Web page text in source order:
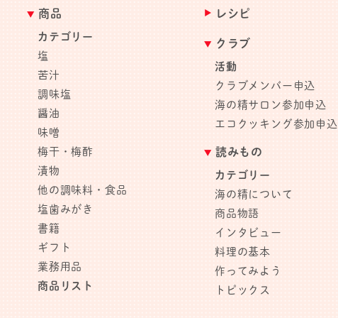
商品
カテゴリー
塩
苦汁
調味塩
醤油
味噌
梅干・梅酢
漬物
他の調味料・食品
塩歯みがき
書籍
ギフト
業務用品
商品リスト
レシピ
クラブ
活動
クラブメンバー申込
海の精サロン参加申込
エコクッキング参加申込
読みもの
カテゴリー
海の精について
商品物語
インタビュー
料理の基本
作ってみよう
トピックス